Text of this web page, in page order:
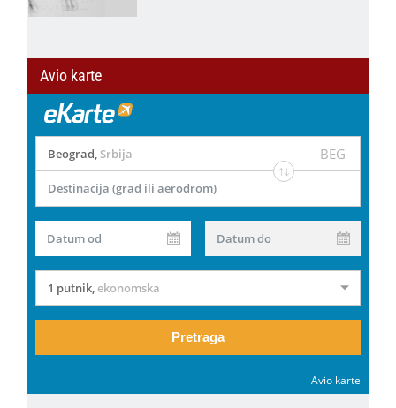
Avio karte
Beograd, Srbija BEG
Destinacija (grad ili aerodrom)
Datum od Datum do
1 putnik,ekonomska
Pretraga
Avio karte